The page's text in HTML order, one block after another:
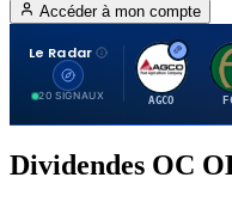
Accéder à mon compte
Le Radar
20 SIGNAUX
A
AGCO
Dividendes OC